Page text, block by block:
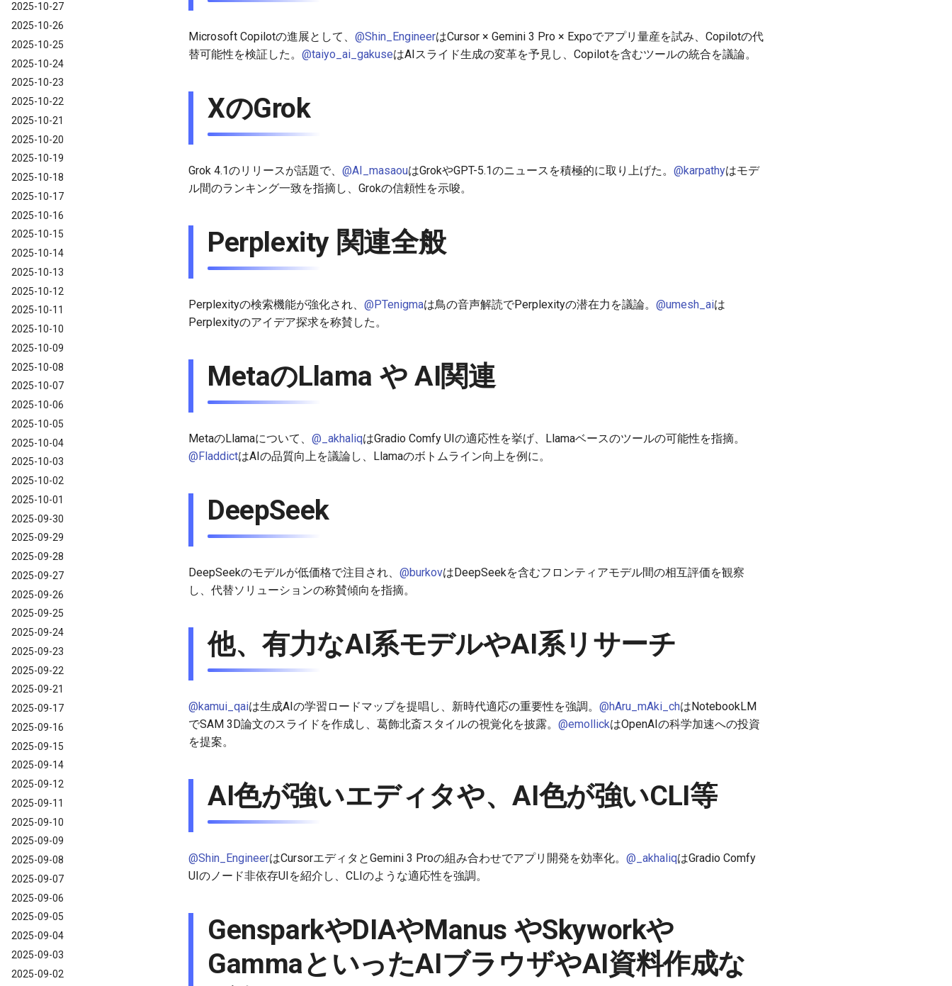
2025-10-27
2025-10-26
2025-10-25
2025-10-24
2025-10-23
2025-10-22
2025-10-21
2025-10-20
2025-10-19
2025-10-18
2025-10-17
2025-10-16
2025-10-15
2025-10-14
2025-10-13
2025-10-12
2025-10-11
2025-10-10
2025-10-09
2025-10-08
2025-10-07
2025-10-06
2025-10-05
2025-10-04
2025-10-03
2025-10-02
2025-10-01
2025-09-30
2025-09-29
2025-09-28
2025-09-27
2025-09-26
2025-09-25
2025-09-24
2025-09-23
2025-09-22
2025-09-21
2025-09-17
2025-09-16
2025-09-15
2025-09-14
2025-09-12
2025-09-11
2025-09-10
2025-09-09
2025-09-08
2025-09-07
2025-09-06
2025-09-05
2025-09-04
2025-09-03
2025-09-02
Microsoft Copilotの進展として、 @Shin_EngineerはCursor × Gemini 3 Pro × Expoでアプリ量産を試み、Copilotの代
替可能性を検証した。 @taiyo_ai_gakuseはAIスライド生成の変革を予見し、Copilotを含むツールの統合を議論。
XのGrok
Grok 4.1のリリースが話題で、 @AI_masaouはGrokやGPT-5.1のニュースを積極的に取り上げた。 @karpathyはモデ
ル間のランキング一致を指摘し、Grokの信頼性を示唆。
Perplexity 関連全般
Perplexityの検索機能が強化され、 @PTenigmaは鳥の音声解読でPerplexityの潜在力を議論。 @umesh_aiは
Perplexityのアイデア探求を称賛した。
MetaのLlama や AI関連
MetaのLlamaについて、 @_akhaliqはGradio Comfy UIの適応性を挙げ、Llamaベースのツールの可能性を指摘。
@FladdictはAIの品質向上を議論し、Llamaのボトムライン向上を例に。
DeepSeek
DeepSeekのモデルが低価格で注目され、 @burkovはDeepSeekを含むフロンティアモデル間の相互評価を観察
し、代替ソリューションの称賛傾向を指摘。
他、有力なAI系モデルやAI系リサーチ
@kamui_qaiは生成AIの学習ロードマップを提唱し、新時代適応の重要性を強調。 @hAru_mAki_chはNotebookLM
でSAM 3D論文のスライドを作成し、葛飾北斎スタイルの視覚化を披露。 @emollickはOpenAIの科学加速への投資
を提案。
AI色が強いエディタや、AI色が強いCLI等
@Shin_EngineerはCursorエディタとGemini 3 Proの組み合わせでアプリ開発を効率化。 @_akhaliqはGradio Comfy
UIのノード非依存UIを紹介し、CLIのような適応性を強調。
GensparkやDIAやManus やSkyworkや
GammaといったAIブラウザやAI資料作成な